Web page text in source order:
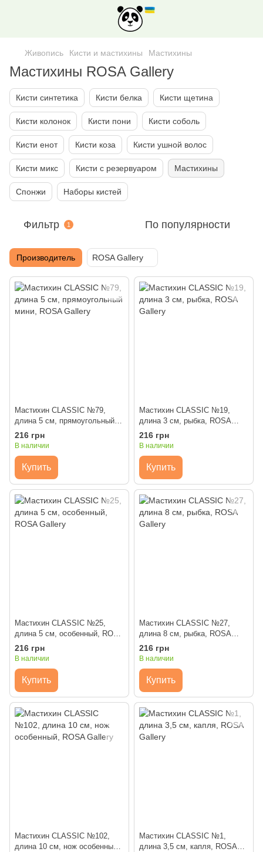
Живопись Кисти и мастихины Мастихины
Мастихины ROSA Gallery
Кисти синтетика Кисти белка Кисти щетина
Кисти колонок Кисти пони Кисти соболь
Кисти енот Кисти коза Кисти ушной волос
Кисти микс Кисти с резервуаром Мастихины
Спонжи Наборы кистей
Фильтр 1 По популярности
Производитель ROSA Gallery
Мастихин CLASSIC №79,
длина 5 см, прямоугольный
мини, ROSA Gallery
216 грн
В наличии
Купить
Мастихин CLASSIC №19,
длина 3 см, рыбка, ROSA
Gallery
216 грн
В наличии
Купить
Мастихин CLASSIC №25,
длина 5 см, особенный, ROSA
Gallery
216 грн
В наличии
Купить
Мастихин CLASSIC №27,
длина 8 см, рыбка, ROSA
Gallery
216 грн
В наличии
Купить
Мастихин CLASSIC №102,
длина 10 см, нож особенный,
Мастихин CLASSIC №1,
длина 3,5 см, капля, ROSA